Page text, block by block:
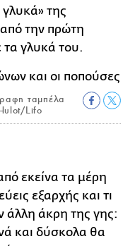
της
την πρώτη
τα γλυκά του.
ταμπέλα
Lifo
εκείνα τα μέρη
εξαρχής και τι
άλλη άκρη της γης:
και δύσκολα θα